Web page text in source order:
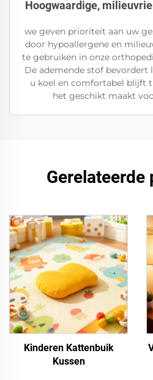
Hoogwaardige,
we geven prioriteit aan uw
door hypoallergene en
te gebruiken in onze
De ademende stof
u koel en comfortabel blijft
het geschikt maakt
Gerelateerde
Kinderen Kattenbuik
Kussen